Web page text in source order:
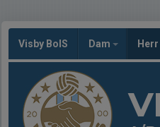
Visby BoIS Dam Herr